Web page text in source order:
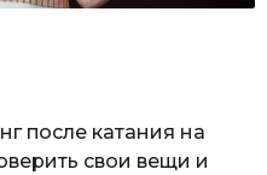
после катания на
свои вещи и